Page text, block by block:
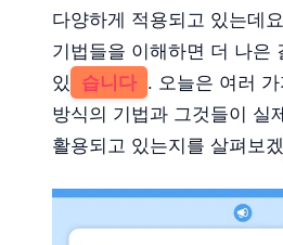
다양하게 적용되고 있는데
기법들을 이해하면 더 나은
있
습니다 . 오늘은 여러
방식의 기법과 그것들이 실
활용되고 있는지를 살펴보겠